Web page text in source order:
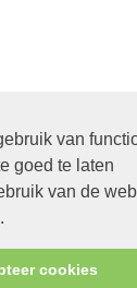
van
goed te laten
van de
cookies